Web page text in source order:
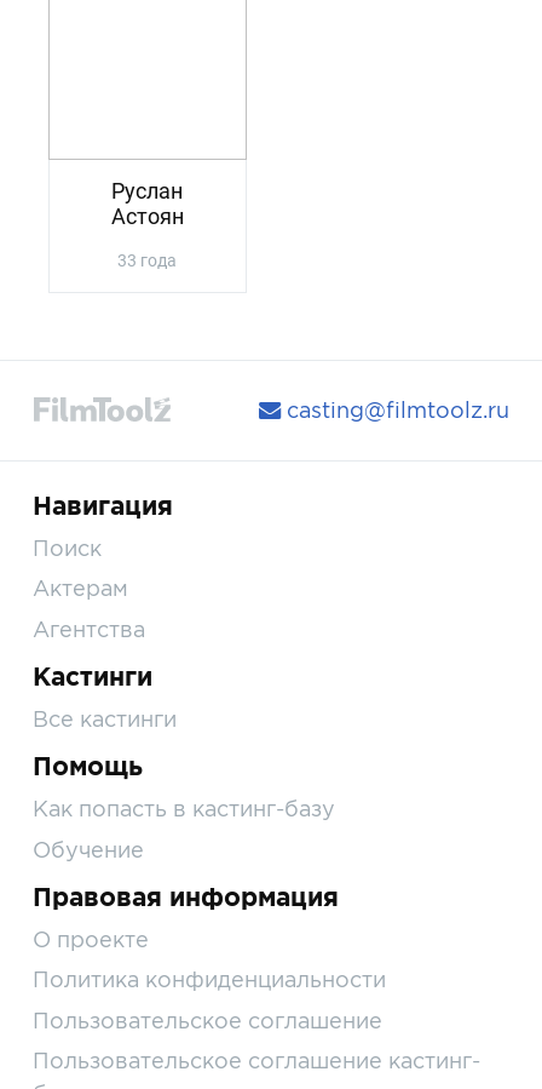
Руслан
Астоян
33 года
casting@filmtoolz.ru
Навигация
Поиск
Актерам
Агентства
Кастинги
Все кастинги
Помощь
Как попасть в кастинг-базу
Обучение
Правовая информация
О проекте
Политика конфиденциальности
Пользовательское соглашение
Пользовательское соглашение кастинг-